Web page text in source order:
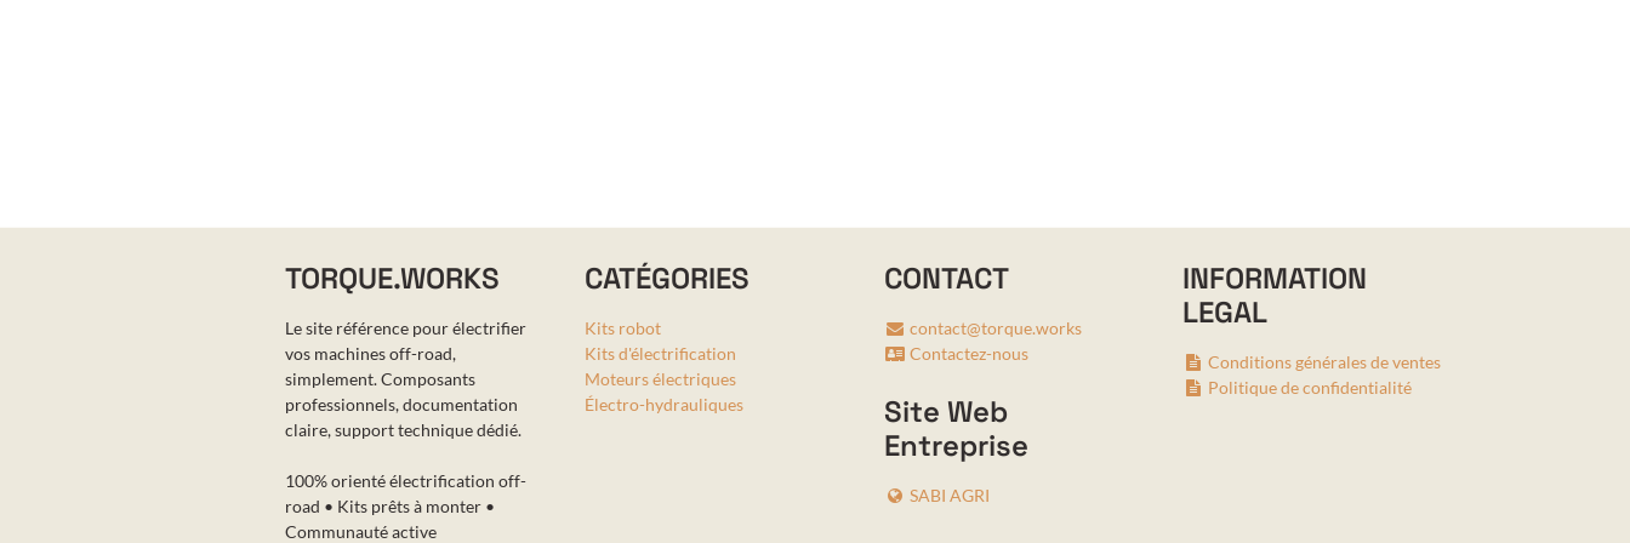
TORQUE.WORKS
Le site référence pour électrifier
vos machines off-road,
simplement. Composants
professionnels, documentation
claire, support technique dédié.
100% orienté électrification off-
road • Kits prêts à monter •
Communauté active
CATÉGORIES
Kits robot
Kits d'électrification
Moteurs électriques
Électro-hydrauliques
CONTACT
contact@torque.works
Contactez-nous
Site Web
Entreprise
SABI AGRI
INFORMATION
LEGAL
Conditions générales de ventes
Politique de confidentialité